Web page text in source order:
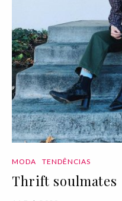
MODA TENDÊNCIAS
Thrift soulmates